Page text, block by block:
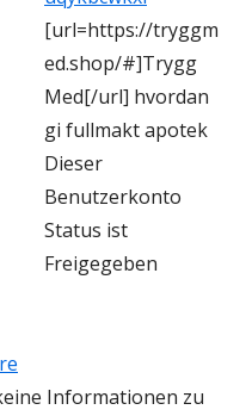
[url=https://tryggm
ed.shop/#]Trygg
Med[/url] hvordan
gi fullmakt apotek
Dieser
Benutzerkonto
Status ist
Freigegeben
Informationen zu